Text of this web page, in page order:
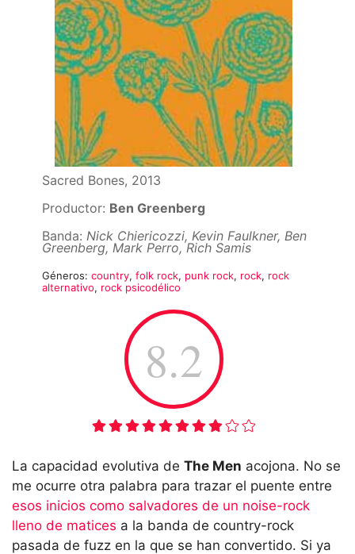
Sacred Bones, 2013
Productor: Ben Greenberg
Banda: Nick Chiericozzi, Kevin Faulkner, Ben
Greenberg, Mark Perro, Rich Samis
Géneros: country, folk rock, punk rock, rock, rock
alternativo, rock psicodélico
8.2
La capacidad evolutiva de The Men acojona. No se
me ocurre otra palabra para trazar el puente entre
esos inicios como salvadores de un noise-rock
lleno de matices a la banda de country-rock
pasada de fuzz en la que se han convertido. Si ya